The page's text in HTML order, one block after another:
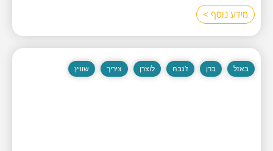
מידע נוסף >
באזל ברן ז'נבה לוצרן ציריך שוויץ